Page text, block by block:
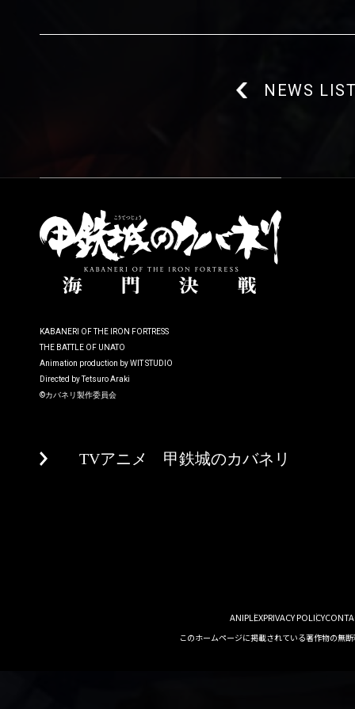
NEWS
KABANERI OF THE IRON FORTRESS
THE BATTLE OF UNATO
Animation production by WIT STUDIO
Directed by Tetsuro Araki
©カバネリ製作委員会
TVアニメ 甲鉄城のカバネリ
ANIPLEXPRIVACY POLICY
このホームページに掲載されている著作物の無